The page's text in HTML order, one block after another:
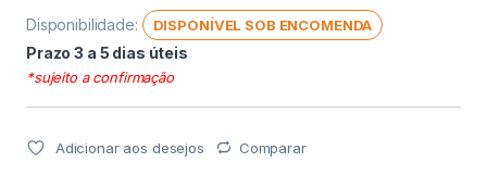
Disponibilidade: DISPONÍVEL SOB ENCOMENDA
Prazo 3 a 5 dias úteis
*sujeito a confirmação
Adicionar aos desejos Comparar